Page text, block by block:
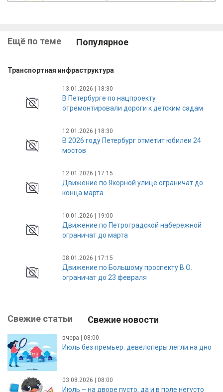
Ещё по теме Популярное
Транспортная инфраструктура
13.01.2026 | 18:30
В Петербурге по нацпроекту
отремонтировали дороги к детским садам
12.01.2026 | 18:30
В 2026 году Петербург отметит юбилеи 24
мостов
12.01.2026 | 17:15
Движение по Якорной улице ограничат до
конца марта
10.01.2026 | 19:00
Движение по Петроградской набережной
ограничат до марта
08.01.2026 | 17:15
Движение по Большому проспекту В.О.
ограничат до 23 февраля
Свежие статьи Свежие новости
вчера | 08:00
Июль без премьер: девелоперы легли на дно
03.08.2026 | 08:00
Июль – на дворе пусто, да и в поле негусто